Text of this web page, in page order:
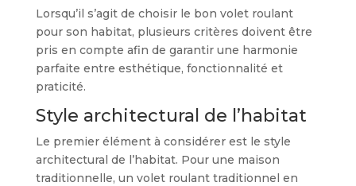
Lorsqu’il s’agit de choisir le bon volet roulant
pour son habitat, plusieurs critères doivent être
pris en compte afin de garantir une harmonie
parfaite entre esthétique, fonctionnalité et
praticité.
Style architectural de l’habitat
Le premier élément à considérer est le style
architectural de l’habitat. Pour une maison
traditionnelle, un volet roulant traditionnel en